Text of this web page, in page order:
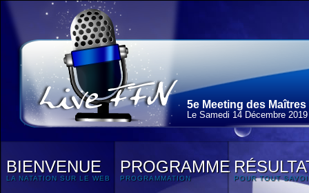
5e Meeting des
Le Samedi 14 Décembre 2019
BIENVENUE
LA NATATION SUR LE WEB
PROGRAMME
PROGRAMMATION POUR TOUT